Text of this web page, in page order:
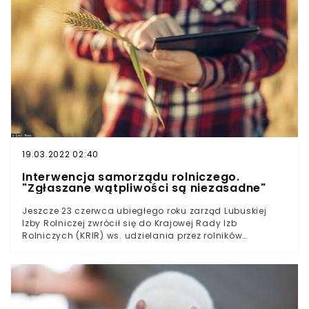
Wody Polskie do intensyfikacji działań, dotyczących
szkód spowodowanych przez bobry.
19.03.2022 02:40
Interwencja samorządu rolniczego.
"Zgłaszane wątpliwości są niezasadne"
Jeszcze 23 czerwca ubiegłego roku zarząd Lubuskiej
Izby Rolniczej zwrócił się do Krajowej Rady Izb
Rolniczych (KRIR) ws. udzielania przez rolników
wyjaśnienie pozyskania, a także bezprawnego użycia
danych osobowych przez Agencję Nasienną Sp. z o.o. w
Lesznie. W piśmie skierowanym do Krajowej Rady Izb